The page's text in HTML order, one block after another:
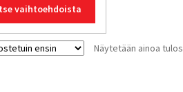
810.00 €
vaihtoehdoista
on
useampi
Näytetään ainoa tulos